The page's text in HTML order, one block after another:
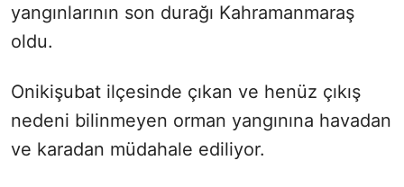
yangınlarının son durağı Kahramanmaraş
oldu.
Onikişubat ilçesinde çıkan ve henüz çıkış
nedeni bilinmeyen orman yangınına havadan
ve karadan müdahale ediliyor.